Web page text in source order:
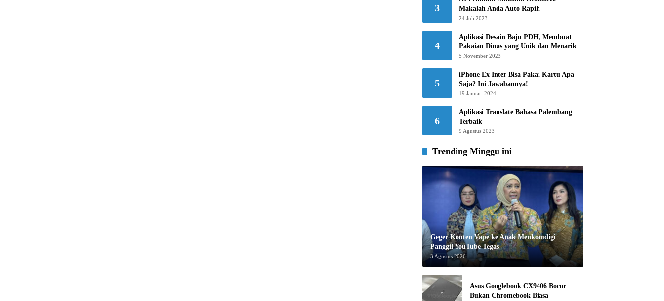
3
Makalah Anda Auto Rapih
24 Juli 2023
4
Aplikasi Desain Baju PDH, Membuat
Pakaian Dinas yang Unik dan Menarik
5 November 2023
5
iPhone Ex Inter Bisa Pakai Kartu Apa
Saja? Ini Jawabannya!
19 Januari 2024
6
Aplikasi Translate Bahasa Palembang
Terbaik
9 Agustus 2023
Trending Minggu ini
Geger Konten Vape ke Anak Menkomdigi
Panggil YouTube Tegas
3 Agustus 2026
Asus Googlebook CX9406 Bocor
Bukan Chromebook Biasa